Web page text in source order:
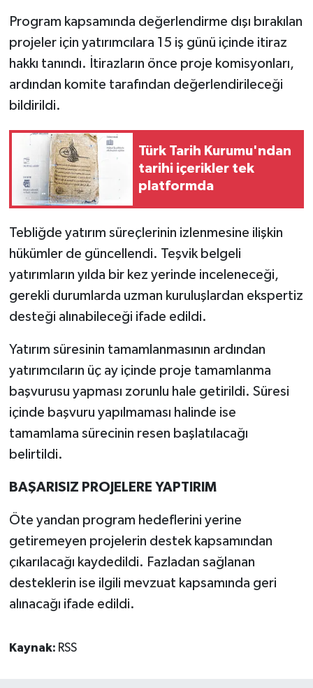
Program kapsamında değerlendirme dışı bırakılan
projeler için yatırımcılara 15 iş günü içinde itiraz
hakkı tanındı. İtirazların önce proje komisyonları,
ardından komite tarafından değerlendirileceği
bildirildi.
Türk Tarih Kurumu'ndan
tarihi içerikler tek
platformda
Tebliğde yatırım süreçlerinin izlenmesine ilişkin
hükümler de güncellendi. Teşvik belgeli
yatırımların yılda bir kez yerinde inceleneceği,
gerekli durumlarda uzman kuruluşlardan ekspertiz
desteği alınabileceği ifade edildi.
Yatırım süresinin tamamlanmasının ardından
yatırımcıların üç ay içinde proje tamamlanma
başvurusu yapması zorunlu hale getirildi. Süresi
içinde başvuru yapılmaması halinde ise
tamamlama sürecinin resen başlatılacağı
belirtildi.
BAŞARISIZ PROJELERE YAPTIRIM
Öte yandan program hedeflerini yerine
getiremeyen projelerin destek kapsamından
çıkarılacağı kaydedildi. Fazladan sağlanan
desteklerin ise ilgili mevzuat kapsamında geri
alınacağı ifade edildi.
Kaynak: RSS